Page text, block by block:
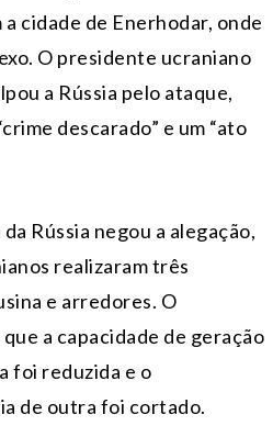
cidade de Enerhodar, onde
O presidente ucraniano
a Rússia pelo ataque,
descarado” e um “ato
Rússia negou a alegação,
realizaram três
e arredores. O
a capacidade de geração
foi reduzida e o
de outra foi cortado.